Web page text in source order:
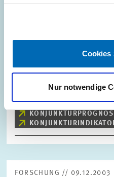
Cookies
Nur notwendige
2004: Europäische
Das Jahr 2003 hat für den
(Dax) seit Jahresanfang um
PRESSE UND REDAKTION
FORSCHUNG // 09.12.2003